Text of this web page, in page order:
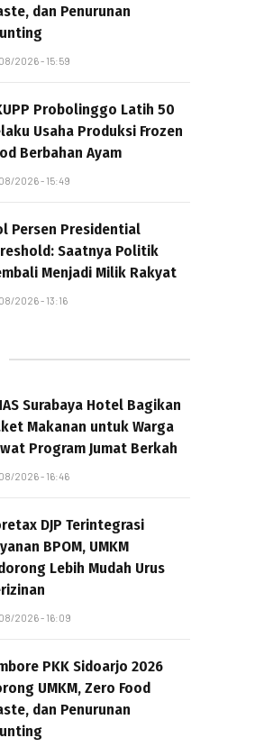
dan Penurunan
2026 - 15:59
Probolinggo Latih 50
Usaha Produksi Frozen
Berbahan Ayam
2026 - 15:49
Persen Presidential
Saatnya Politik
Menjadi Milik Rakyat
2026 - 13:16
Surabaya Hotel Bagikan
Makanan untuk Warga
Program Jumat Berkah
2026 - 16:46
DJP Terintegrasi
BPOM, UMKM
Lebih Mudah Urus
2026 - 16:09
PKK Sidoarjo 2026
UMKM, Zero Food
dan Penurunan